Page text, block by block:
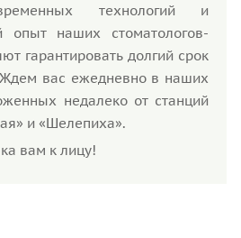
технологий и
опыт наших стоматологов-
гарантировать долгий срок
вас ежедневно в наших
недалеко от станций
и «Шелепиха».
вам к лицу!